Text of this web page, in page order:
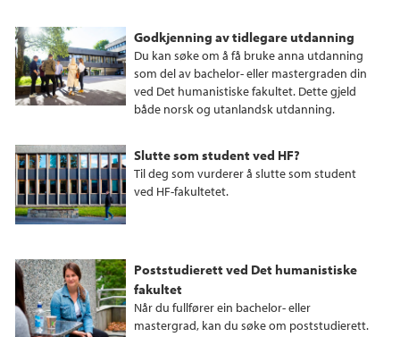
Godkjenning av tidlegare utdanning
Du kan søke om å få bruke anna utdanning
som del av bachelor- eller mastergraden din
ved Det humanistiske fakultet. Dette gjeld
både norsk og utanlandsk utdanning.
Slutte som student ved HF?
Til deg som vurderer å slutte som student
ved HF-fakultetet.
Poststudierett ved Det humanistiske
fakultet
Når du fullfører ein bachelor- eller
mastergrad, kan du søke om poststudierett.